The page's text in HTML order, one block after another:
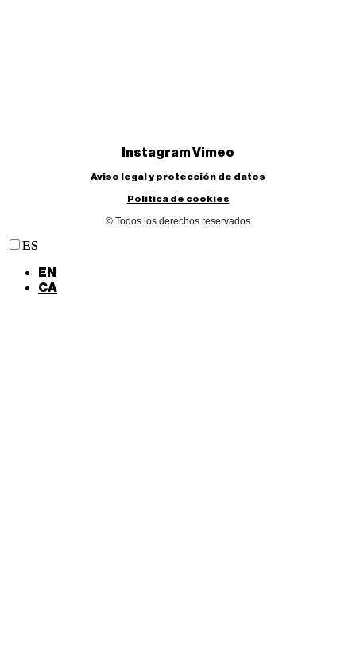
InstagramVimeo
Aviso legal y protección de datos
Política de cookies
© Todos los derechos reservados
ES
EN
CA